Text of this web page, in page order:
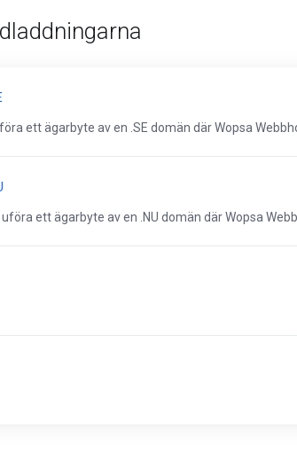
ett ägarbyte av en .SE domän där Wopsa
ett ägarbyte av en .NU domän där Wopsa